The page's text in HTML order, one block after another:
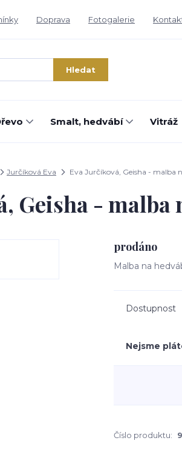
Doprava Fotogalerie
Hledat
Smalt, hedvábí Vitráž
Jurčíková Eva Eva Jurčíková, Geisha - malba
Geisha - malba
prodáno
Malba na
Dostupnost
Nejsme
Číslo produktu: